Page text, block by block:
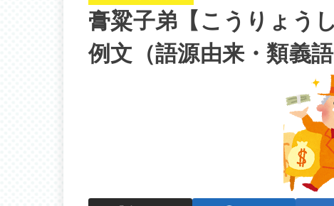
膏粱子弟【こうりょう
例文（語源由来・類義語